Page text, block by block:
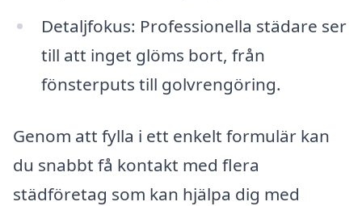
Detaljfokus: Professionella städare ser
till att inget glöms bort, från
fönsterputs till golvrengöring.
Genom att fylla i ett enkelt formulär kan
du snabbt få kontakt med flera
städföretag som kan hjälpa dig med